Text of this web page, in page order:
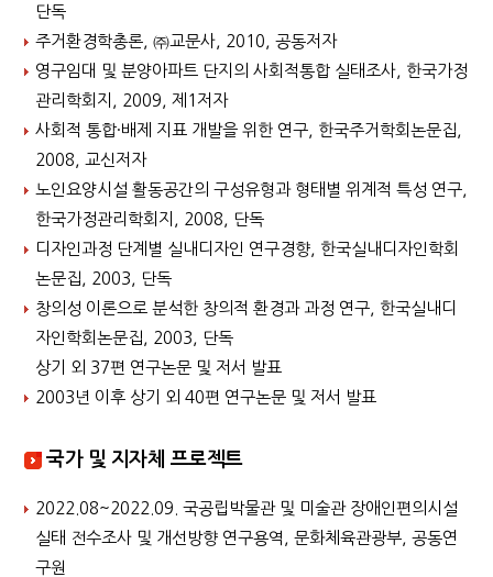
단독
주거환경학총론, ㈜교문사, 2010, 공동저자
영구임대 및 분양아파트 단지의 사회적통합 실태조사, 한국가정
관리학회지, 2009, 제1저자
사회적 통합·배제 지표 개발을 위한 연구, 한국주거학회논문집,
2008, 교신저자
노인요양시설 활동공간의 구성유형과 형태별 위계적 특성 연구,
한국가정관리학회지, 2008, 단독
디자인과정 단계별 실내디자인 연구경향, 한국실내디자인학회
논문집, 2003, 단독
창의성 이론으로 분석한 창의적 환경과 과정 연구, 한국실내디
자인학회논문집, 2003, 단독
상기 외 37편 연구논문 및 저서 발표
2003년 이후 상기 외 40편 연구논문 및 저서 발표
국가 및 지자체 프로젝트
2022.08~2022.09. 국공립박물관 및 미술관 장애인편의시설
실태 전수조사 및 개선방향 연구용역, 문화체육관광부, 공동연
구원